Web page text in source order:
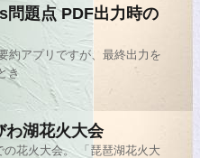
問題点 PDF出力時の
約アプリですが、最終出力を
き
わ湖花火大会
の花火大会。 「琵琶湖花火大